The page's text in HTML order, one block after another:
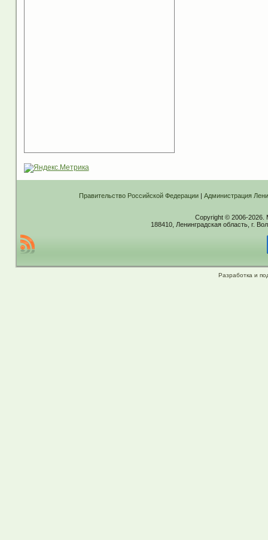
Правительство Российской Федерации| Администрация
Copyright © 2006-2026.
188410, Ленинградская область, г.
Разработка и